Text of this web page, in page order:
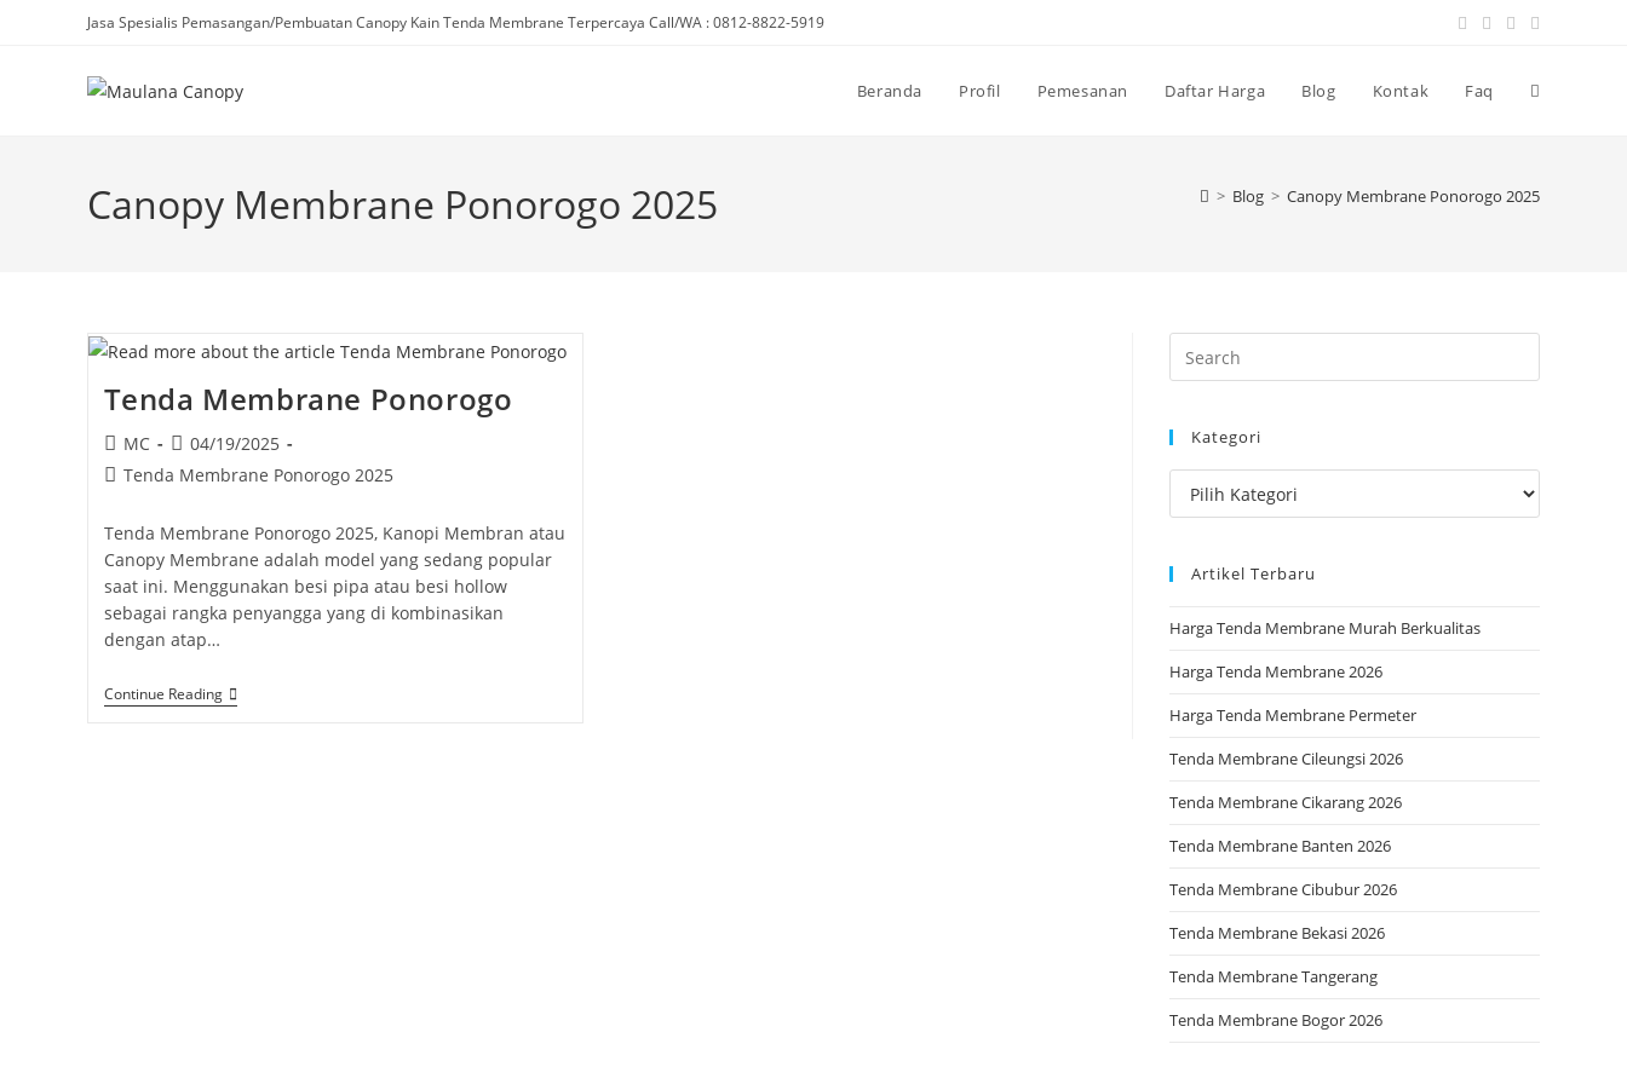
Jasa Spesialis Pemasangan/Pembuatan Canopy Kain Tenda Membrane Terpercaya Call/WA : 0812-8822-5919
Beranda Profil Pemesanan Daftar Harga Blog Kontak Faq Toggle
Canopy Membrane Ponorogo 2025 > Blog > Canopy Membrane Ponorogo 2025
Tenda Membrane Ponorogo
Post
author:
MC
Post
published:
04/19/2025
PostTenda Membrane Ponorogo 2025
Tenda Membrane Ponorogo 2025, Kanopi Membran atau
Canopy Membrane adalah model yang sedang popular
saat ini. Menggunakan besi pipa atau besi hollow
sebagai rangka penyangga yang di kombinasikan
dengan atap…
Continue ReadingTenda
Membrane
Escape
the
Kategori
Kategori
Artikel Terbaru
Harga Tenda Membrane Murah Berkualitas
Harga Tenda Membrane 2026
Harga Tenda Membrane Permeter
Tenda Membrane Cileungsi 2026
Tenda Membrane Cikarang 2026
Tenda Membrane Banten 2026
Tenda Membrane Cibubur 2026
Tenda Membrane Bekasi 2026
Tenda Membrane Tangerang
Tenda Membrane Bogor 2026